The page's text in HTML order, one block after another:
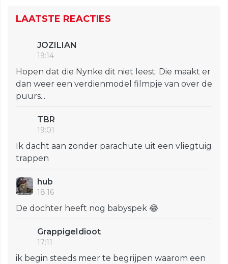
LAATSTE REACTIES
JOZILIAN
19:14
Hopen dat die Nynke dit niet leest. Die maakt er
dan weer een verdienmodel filmpje van over de
puurs...
TBR
19:01
Ik dacht aan zonder parachute uit een vliegtuig
trappen
hub
18:16
De dochter heeft nog babyspek 😂
GrappigeIdioot
17:11
ik begin steeds meer te begrijpen waarom een